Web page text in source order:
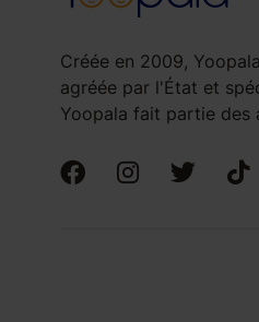
Créée en 2009,
agréée par l'État et
Yoopala fait partie des